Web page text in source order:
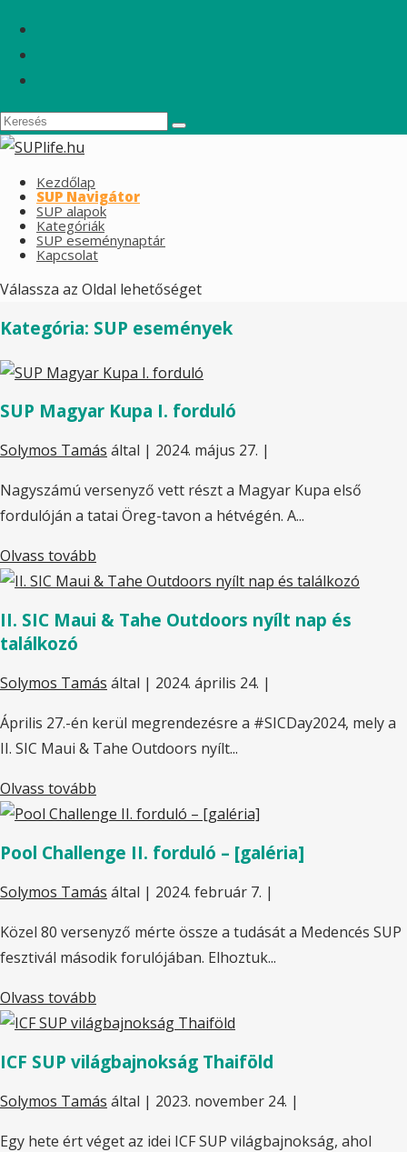
Kezdőlap
SUP Navigátor
SUP alapok
Kategóriák
SUP eseménynaptár
Kapcsolat
Válassza az Oldal lehetőséget
Kategória: SUP események
SUP Magyar Kupa I. forduló
Solymos Tamás által | 2024. május 27. |
Nagyszámú versenyző vett részt a Magyar Kupa első
fordulóján a tatai Öreg-tavon a hétvégén. A...
Olvass tovább
II. SIC Maui & Tahe Outdoors nyílt nap és
találkozó
Solymos Tamás által | 2024. április 24. |
Április 27.-én kerül megrendezésre a #SICDay2024, mely a
II. SIC Maui & Tahe Outdoors nyílt...
Olvass tovább
Pool Challenge II. forduló – [galéria]
Solymos Tamás által | 2024. február 7. |
Közel 80 versenyző mérte össze a tudását a Medencés SUP
fesztivál második forulójában. Elhoztuk...
Olvass tovább
ICF SUP világbajnokság Thaiföld
Solymos Tamás által | 2023. november 24. |
Egy hete ért véget az idei ICF SUP világbajnokság, ahol